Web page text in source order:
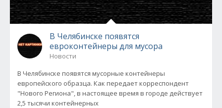
В Челябинске появятся
евроконтейнеры для мусора
Новости
В Челябинске появятся мусорные контейнеры
европейского образца. Как передает корреспондент
"Нового Региона", в настоящее время в городе действует
2,5 тысячи контейнерных